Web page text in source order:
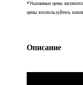
*Указанные цены
цены воспользуйтесь
Описание